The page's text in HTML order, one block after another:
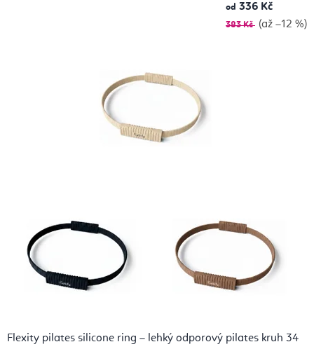
od 336 Kč
383 Kč (až –12 %)
Flexity pilates silicone ring – lehký odporový pilates kruh 34